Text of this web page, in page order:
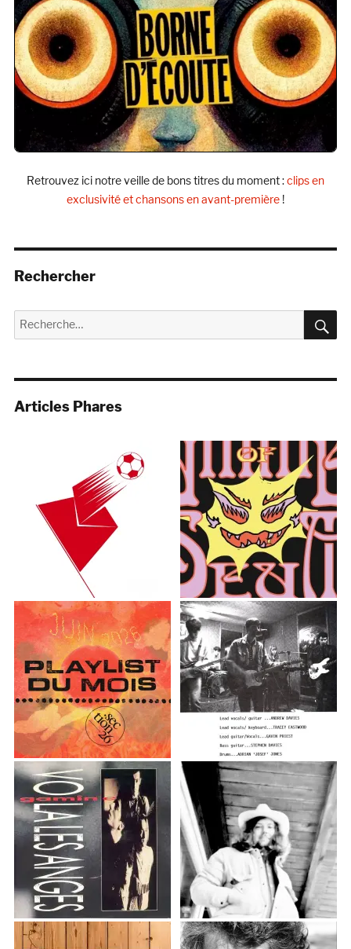
Retrouvez ici notre veille de bons titres du moment :clips en
exclusivité et chansons en avant-première !
Rechercher
Recherche
pour :
Articles Phares